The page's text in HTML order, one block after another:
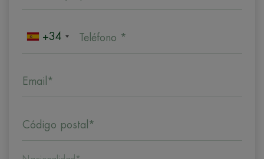
+34 Teléfono *
Email*
Código postal*